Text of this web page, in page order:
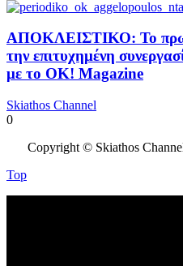
ΑΠΟΚΛΕΙΣΤΙΚΟ: Το
την επιτυχημένη
με το OK! Magazine
Skiathos Channel
0
Copyright © Skiathos
Top